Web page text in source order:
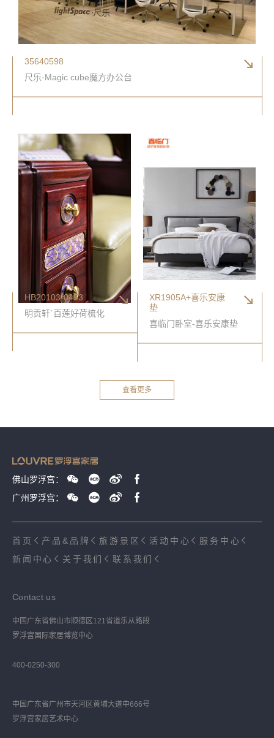
35640598
尺乐·Magic cube魔方办公台
HB20103-0453
明贡轩`百莲好荷梳化
XR1905A+喜乐安康
垫
喜临门卧室-喜乐安康垫
查看更多
佛山罗浮宫：
广州罗浮宫：
首页 产品&品牌 旅游景区 活动中心
服务中心
新闻中心
关于我们 联系我们
Contact us
中国广东省佛山市顺德区121省道乐从路段
罗浮宫国际家居博览中心
400-0250-300
中国广东省广州市天河区黄埔大道中666号
罗浮宫家居艺术中心